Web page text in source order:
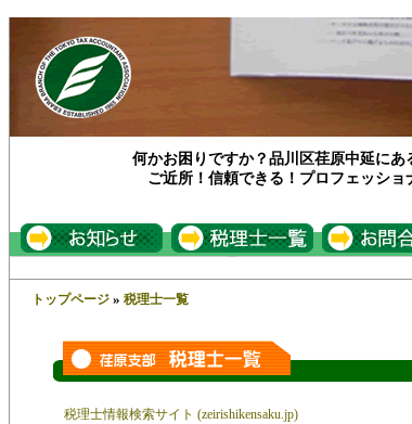
何かお困りですか？品川区荏原中延に
ご近所！信頼できる！プロフェッショ
トップページ » 税理士一覧
税理士情報検索サイト (zeirishikensaku.jp)